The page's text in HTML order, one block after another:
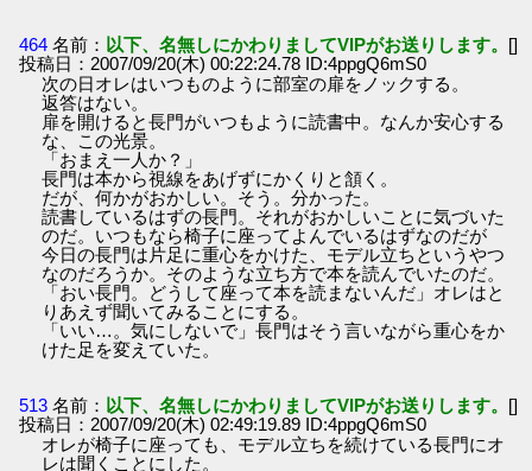
464 名前： 以下、名無しにかわりましてVIPがお送りします。 []
投稿日：2007/09/20(木) 00:22:24.78 ID:4ppgQ6mS0
次の日オレはいつものように部室の扉をノックする。
返答はない。
扉を開けると長門がいつもように読書中。なんか安心する
な、この光景。
「おまえ一人か？」
長門は本から視線をあげずにかくりと頷く。
だが、何かがおかしい。そう。分かった。
読書しているはずの長門。それがおかしいことに気づいた
のだ。いつもなら椅子に座ってよんでいるはずなのだが
今日の長門は片足に重心をかけた、モデル立ちというやつ
なのだろうか。そのような立ち方で本を読んでいたのだ。
「おい長門。どうして座って本を読まないんだ」オレはと
りあえず聞いてみることにする。
「いい…。気にしないで」長門はそう言いながら重心をか
けた足を変えていた。
513 名前： 以下、名無しにかわりましてVIPがお送りします。 []
投稿日：2007/09/20(木) 02:49:19.89 ID:4ppgQ6mS0
オレが椅子に座っても、モデル立ちを続けている長門にオ
レは聞くことにした。